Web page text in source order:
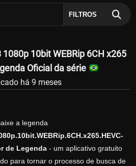
FILTROS
1080p 10bit WEBRip 6CH x265
Oficial da série
há 9 meses
a legenda
de Legenda- um aplicativo gratuito
para tornar o processo de busca de